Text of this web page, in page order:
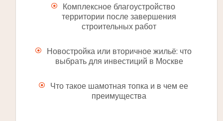
Комплексное благоустройство
территории после завершения
строительных работ
Новостройка или вторичное жильё: что
выбрать для инвестиций в Москве
Что такое шамотная топка и в чем ее
преимущества